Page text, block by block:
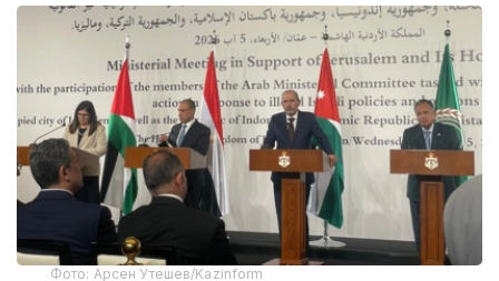
Фото: Арсен Утешев/Kazinform